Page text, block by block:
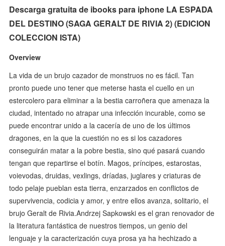
Descarga gratuita de ibooks para iphone LA ESPADA
DEL DESTINO (SAGA GERALT DE RIVIA 2) (EDICION
COLECCION ISTA)
Overview
La vida de un brujo cazador de monstruos no es fácil. Tan
pronto puede uno tener que meterse hasta el cuello en un
estercolero para eliminar a la bestia carroñera que amenaza la
ciudad, intentado no atrapar una infección incurable, como se
puede encontrar unido a la cacería de uno de los últimos
dragones, en la que la cuestión no es si los cazadores
conseguirán matar a la pobre bestia, sino qué pasará cuando
tengan que repartirse el botín. Magos, príncipes, estarostas,
voievodas, druidas, vexlings, dríadas, juglares y criaturas de
todo pelaje pueblan esta tierra, enzarzados en conflictos de
supervivencia, codicia y amor, y entre ellos avanza, solitario, el
brujo Geralt de Rivia.Andrzej Sapkowski es el gran renovador de
la literatura fantástica de nuestros tiempos, un genio del
lenguaje y la caracterización cuya prosa ya ha hechizado a